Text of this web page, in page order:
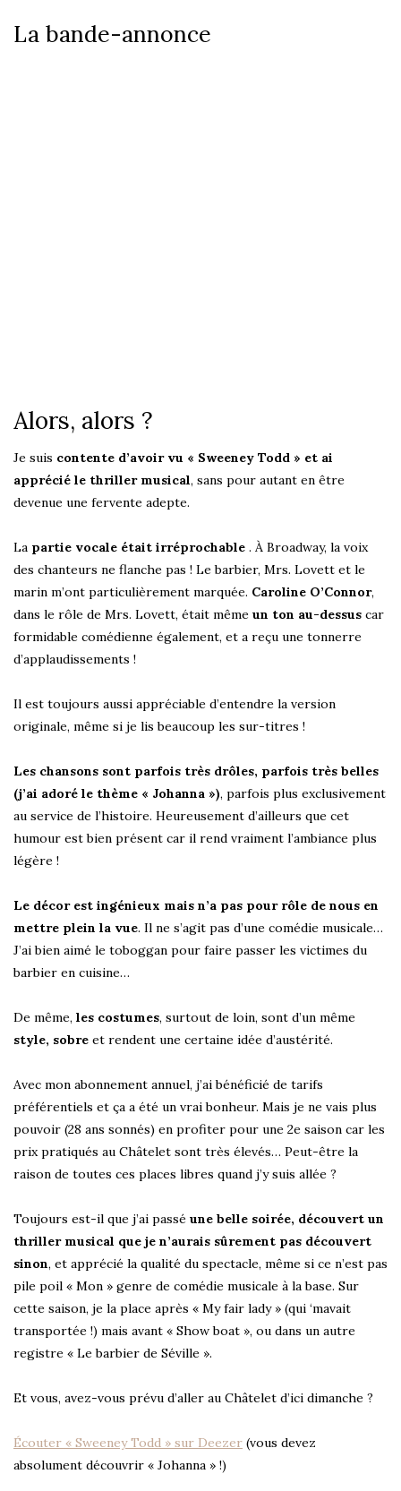
La bande-annonce
Alors, alors ?
Je suis contente d’avoir vu « Sweeney Todd » et ai
apprécié le thriller musical, sans pour autant en être
devenue une fervente adepte.
La partie vocale était irréprochable . À Broadway, la voix
des chanteurs ne flanche pas ! Le barbier, Mrs. Lovett et le
marin m’ont particulièrement marquée. Caroline O’Connor,
dans le rôle de Mrs. Lovett, était même un ton au-dessus car
formidable comédienne également, et a reçu une tonnerre
d’applaudissements !
Il est toujours aussi appréciable d’entendre la version
originale, même si je lis beaucoup les sur-titres !
Les chansons sont parfois très drôles, parfois très belles
(j’ai adoré le thème « Johanna »), parfois plus exclusivement
au service de l’histoire. Heureusement d’ailleurs que cet
humour est bien présent car il rend vraiment l’ambiance plus
légère !
Le décor est ingénieux mais n’a pas pour rôle de nous en
mettre plein la vue. Il ne s’agit pas d’une comédie musicale…
J’ai bien aimé le toboggan pour faire passer les victimes du
barbier en cuisine…
De même, les costumes, surtout de loin, sont d’un même
style, sobre et rendent une certaine idée d’austérité.
Avec mon abonnement annuel, j’ai bénéficié de tarifs
préférentiels et ça a été un vrai bonheur. Mais je ne vais plus
pouvoir (28 ans sonnés) en profiter pour une 2e saison car les
prix pratiqués au Châtelet sont très élevés… Peut-être la
raison de toutes ces places libres quand j’y suis allée ?
Toujours est-il que j’ai passé une belle soirée, découvert un
thriller musical que je n’aurais sûrement pas découvert
sinon, et apprécié la qualité du spectacle, même si ce n’est pas
pile poil « Mon » genre de comédie musicale à la base. Sur
cette saison, je la place après « My fair lady » (qui ‘mavait
transportée !) mais avant « Show boat », ou dans un autre
registre « Le barbier de Séville ».
Et vous, avez-vous prévu d’aller au Châtelet d’ici dimanche ?
Écouter « Sweeney Todd » sur Deezer (vous devez
absolument découvrir « Johanna » !)